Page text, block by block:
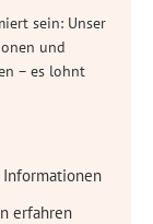
sein: Unser
und
– es lohnt
Informationen
erfahren